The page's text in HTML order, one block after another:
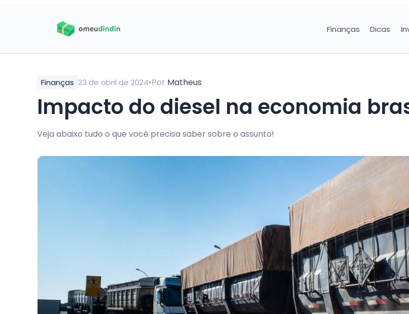
Finanças Dicas
Finanças 23 de abril de 2024•Por Matheus
Impacto do diesel na economia
Veja abaixo tudo o que você precisa saber sobre o assunto!